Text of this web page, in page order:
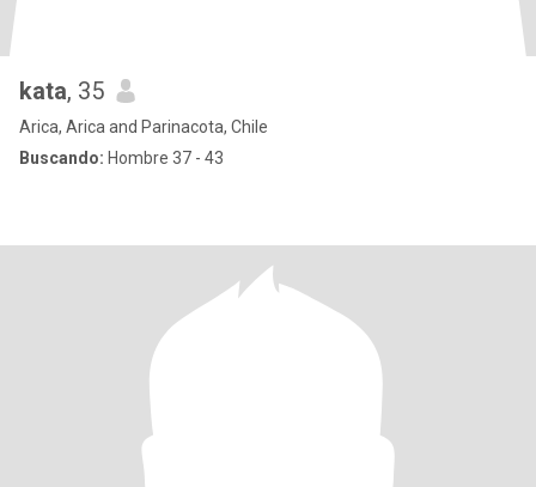
kata, 35
Arica, Arica and Parinacota, Chile
Buscando: Hombre 37 - 43